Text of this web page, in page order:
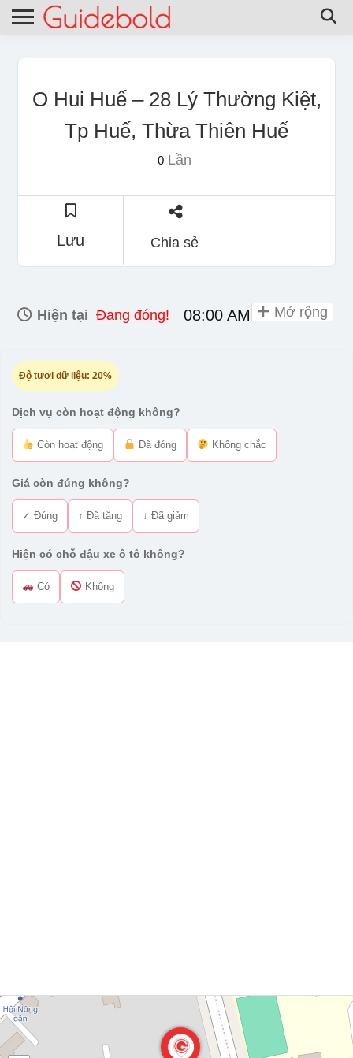
O Hui Huế – 28 Lý Thường Kiệt,
Tp Huế, Thừa Thiên Huế
0Lần
Lưu Chia sẻ
Hiện tại Đang đóng! 08:00 AM - 05:30 PM
Độ tươi dữ liệu: 20%
Dịch vụ còn hoạt động không?
Còn hoạt động Đã đóng Không chắc
Giá còn đúng không?
✓ Đúng ↑ Đã tăng ↓ Đã giảm
Hiện có chỗ đậu xe ô tô không?
Có Không
Mở rộng